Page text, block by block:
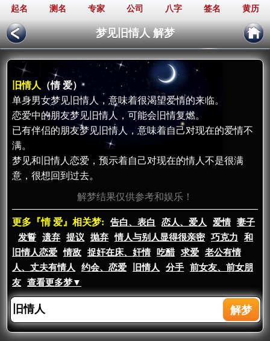
起名 测名 专家 公司 八字 签名 黄历
梦见旧情人 解梦
旧情人
（情 爱）
单身男女梦见旧情人，意味着很渴望爱情的来临。
恋爱中的朋友梦见旧情人，可能会旧情复燃。
已有伴侣的朋友梦见旧情人，意味着自己对现在的爱情不
满。
梦见和旧情人恋爱，预示着自己对现在的情人不是很满
意，很想回到过去。
解梦结果仅供参考和娱乐！
更多『情 爱』相关梦: 告白、表白 恋人、爱人 爱情
妻子
发誓
遗弃 提议 抛弃 情人与别人显得很亲密 巧克力
和
旧情人恋爱
情敌 捉奸在床、奸情 吃醋 求爱
老公有情
人、丈夫有情人
约会、恋爱 旧情人 分手
前女友、前女朋
友
查看更多梦▼